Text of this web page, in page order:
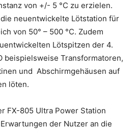
von +/- 5 °C zu erzielen.
neuentwickelte Lötstation für
von 50° – 500 °C. Zudem
Lötspitzen der 4.
beispielsweise Transformatoren,
und Abschirmgehäusen auf
löten.
FX-805 Ultra Power Station
der Nutzer an die